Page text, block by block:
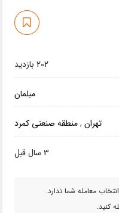
202 بازدید
مبلمان
تهران,منطقه صنعتی کمرد
3 سال قبل
معامله شما ندارد.
کنید.